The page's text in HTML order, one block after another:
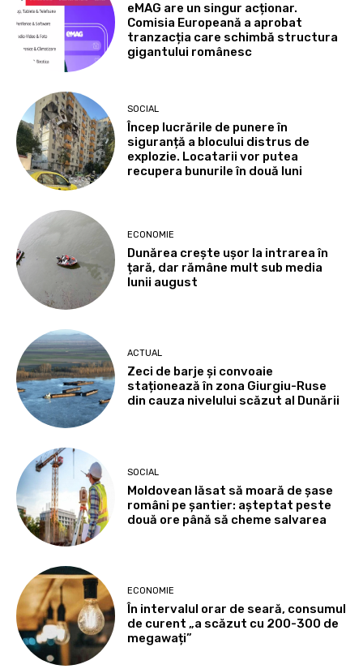
eMAG are un singur acționar.
Comisia Europeană a aprobat
tranzacția care schimbă structura
gigantului românesc
SOCIAL
Încep lucrările de punere în
siguranță a blocului distrus de
explozie. Locatarii vor putea
recupera bunurile în două luni
ECONOMIE
Dunărea crește ușor la intrarea în
țară, dar rămâne mult sub media
lunii august
ACTUAL
Zeci de barje și convoaie
staționează în zona Giurgiu-Ruse
din cauza nivelului scăzut al Dunării
SOCIAL
Moldovean lăsat să moară de șase
români pe șantier: așteptat peste
două ore până să cheme salvarea
ECONOMIE
În intervalul orar de seară, consumul
de curent „a scăzut cu 200-300 de
megawați”